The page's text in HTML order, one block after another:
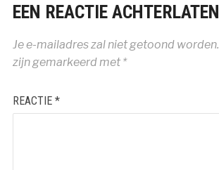
EEN REACTIE ACHTERLATEN
Je e-mailadres zal niet getoond worden.
zijn gemarkeerd met *
REACTIE *